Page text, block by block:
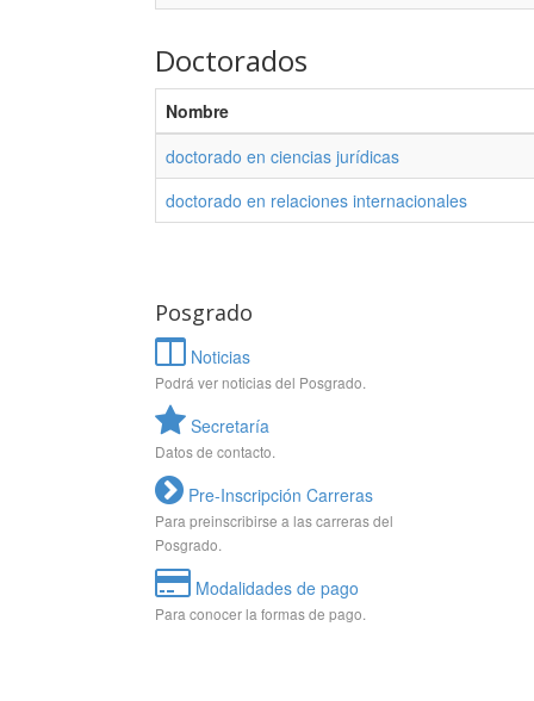
Doctorados
Nombre
doctorado en ciencias jurídicas
doctorado en relaciones internacionales
Posgrado
Noticias
Podrá ver noticias del Posgrado.
Secretaría
Datos de contacto.
Pre-Inscripción Carreras
Para preinscribirse a las carreras del
Posgrado.
Modalidades de pago
Para conocer la formas de pago.